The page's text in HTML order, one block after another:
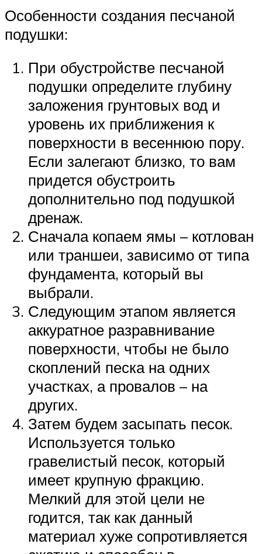
Особенности создания песчаной
подушки:
При обустройстве песчаной
подушки определите глубину
заложения грунтовых вод и
уровень их приближения к
поверхности в весеннюю пору.
Если залегают близко, то вам
придется обустроить
дополнительно под подушкой
дренаж.
Сначала копаем ямы – котлован
или траншеи, зависимо от типа
фундамента, который вы
выбрали.
Следующим этапом является
аккуратное разравнивание
поверхности, чтобы не было
скоплений песка на одних
участках, а провалов – на
других.
Затем будем засыпать песок.
Используется только
гравелистый песок, который
имеет крупную фракцию.
Мелкий для этой цели не
годится, так как данный
материал хуже сопротивляется